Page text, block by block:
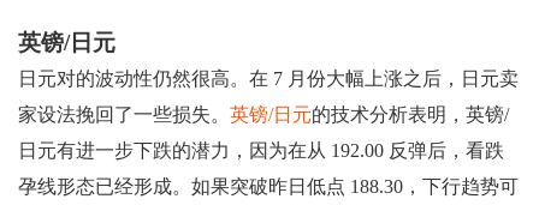
英镑/日元
日元对的波动性仍然很高。在 7 月份大幅上涨之后，日元卖
家设法挽回了一些损失。 英镑/日元的技术分析表明，英镑/
日元有进一步下跌的潜力，因为在从 192.00 反弹后，看跌
孕线形态已经形成。如果突破昨日低点 188.30，下行趋势可